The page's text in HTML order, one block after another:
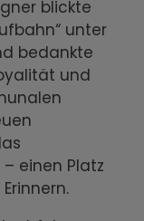
blickte
unter
bedankte
und
einen Platz